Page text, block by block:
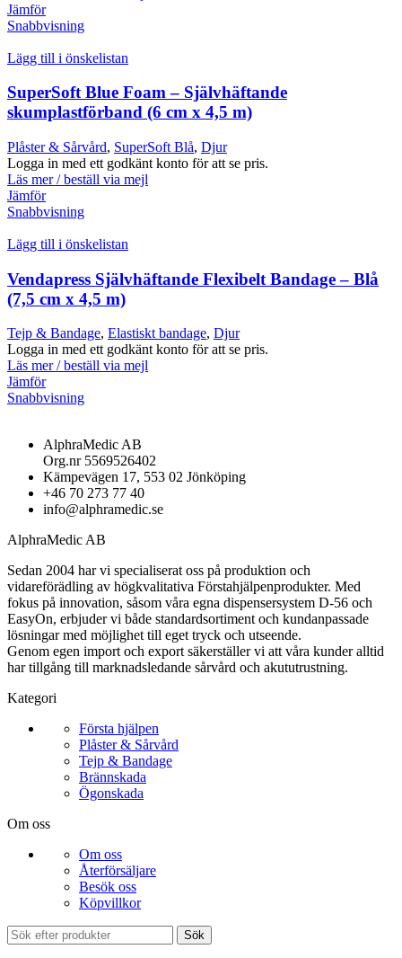
Jämför
Snabbvisning
Lägg till i önskelistan
SuperSoft Blue Foam – Självhäftande
skumplastförband (6 cm x 4,5 m)
Plåster & Sårvård, SuperSoft Blå, Djur
Logga in med ett godkänt konto för att se pris.
Läs mer / beställ via mejl
Jämför
Snabbvisning
Lägg till i önskelistan
Vendapress Självhäftande Flexibelt Bandage – Blå
(7,5 cm x 4,5 m)
Tejp & Bandage, Elastiskt bandage, Djur
Logga in med ett godkänt konto för att se pris.
Läs mer / beställ via mejl
Jämför
Snabbvisning
AlphraMedic AB
Org.nr 5569526402
Kämpevägen 17, 553 02 Jönköping
+46 70 273 77 40
info@alphramedic.se
AlphraMedic AB
Sedan 2004 har vi specialiserat oss på produktion och
vidareförädling av högkvalitativa Förstahjälpenprodukter. Med
fokus på innovation, såsom våra egna dispensersystem D-56 och
EasyOn, erbjuder vi både standardsortiment och kundanpassade
lösningar med möjlighet till eget tryck och utseende.
Genom egen import och export säkerställer vi att våra kunder alltid
har tillgång till marknadsledande sårvård och akututrustning.
Kategori
Första hjälpen
Plåster & Sårvård
Tejp & Bandage
Brännskada
Ögonskada
Om oss
Om oss
Återförsäljare
Besök oss
Köpvillkor
Sök